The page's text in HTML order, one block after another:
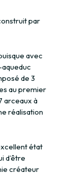
par
avec
de 3
au premier
arceaux à
réalisation
état
d’être
créateur